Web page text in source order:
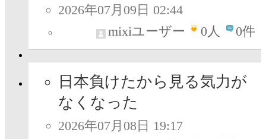
2026年07月09日 02:44
mixiユーザー
0人 0件
日本負けたから見る気力が
なくなった
2026年07月08日 19:17